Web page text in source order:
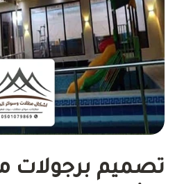
تصميم برجولات